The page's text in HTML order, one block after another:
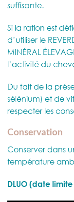
suffisante.
Si la ration est
d’utiliser le
MINÉRAL
l’activité du
Du fait de la
sélénium) et de
respecter les
Conservation
Conserver dans
température
DLUO (date